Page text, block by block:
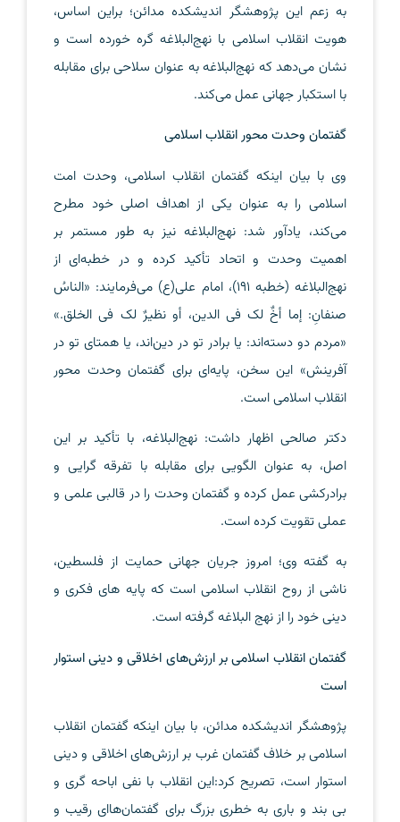
به زعم این پژوهشگر اندیشکده مدائن؛ براین اساس،
هویت انقلاب اسلامی با نهج‌البلاغه گره خورده است و
نشان می‌دهد که نهج‌البلاغه به عنوان سلاحی برای مقابله
با استکبار جهانی عمل می‌کند.
گفتمان وحدت محور انقلاب اسلامی
وی با بیان اینکه گفتمان انقلاب اسلامی، وحدت امت
اسلامی را به عنوان یکی از اهداف اصلی خود مطرح
می‌کند، یادآور شد: نهج‌البلاغه نیز به طور مستمر بر
اهمیت وحدت و اتحاد تأکید کرده و در خطبه‌ای از
نهج‌البلاغه (خطبه 191)، امام علی(ع) می‌فرمایند: «الناسُ
صنفانِ: إما أخٌ لک فی الدین، أو نظیرٌ لک فی الخلق.»
«مردم دو دسته‌اند: یا برادر تو در دین‌اند، یا همتای تو در
آفرینش» این سخن، پایه‌ای برای گفتمان وحدت محور
انقلاب اسلامی است.
دکتر صالحی اظهار داشت: نهج‌البلاغه، با تأکید بر این
اصل، به عنوان الگویی برای مقابله با تفرقه گرایی و
برادركشی عمل کرده و گفتمان وحدت را در قالبی علمی و
عملی تقویت کرده است.
به گفته وی؛ امروز جریان جهانی حمایت از فلسطین،
ناشی از روح انقلاب اسلامی است که پایه های فکری و
دینی خود را از نهج البلاغه گرفته است.
گفتمان انقلاب اسلامی بر ارزش‌های اخلاقی و دینی استوار
است
پژوهشگر اندیشکده مدائن، با بیان اینکه گفتمان انقلاب
اسلامی بر خلاف گفتمان غرب بر ارزش‌های اخلاقی و دینی
استوار است، تصریح کرد:این انقلاب با نفی اباحه گری و
بی بند و باری به خطری بزرگ برای گفتمان‌هاای رقیب و